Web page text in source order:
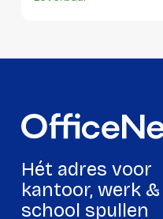
Breedte:
Lengte:
Gewicht:
Hét adres voor
kantoor, werk &
school spullen